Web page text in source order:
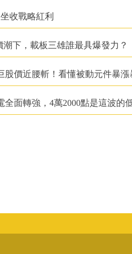
收戰略紅利
下，載板三雄誰最具爆發力？
股價近腰斬！看懂被動元件暴
面轉強，4萬2000點是這波的